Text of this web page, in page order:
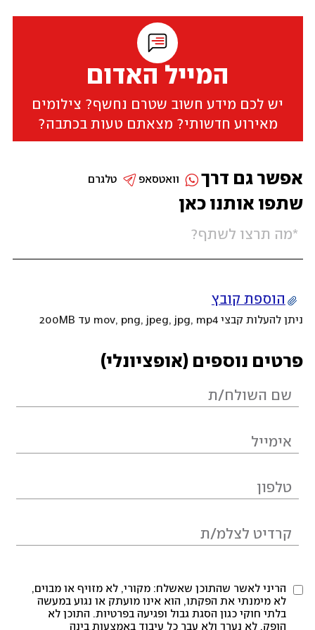
המייל האדום
יש לכם מידע חשוב שטרם נחשף? צילומים
מאירוע חדשותי? מצאתם טעות בכתבה?
שתפו אותנו כאן
הוספת קובץ
ניתן להעלות קבצי mov, png, jpeg, jpg, mp4 עד 200MB
פרטים נוספים (אופציונלי)
הריני לאשר שהתוכן שאשלח: מקורי, לא מזויף או מבוים,
לא מימנתי את הפקתו, הוא אינו מועתק או נגוע במעשה
בלתי חוקי כגון הסגת גבול ופגיעה בפרטיות. התוכן לא
הופק, לא נערך ולא עבר כל עיבוד באמצעות בינה
אפשר גם דרך טלגרם וואטסאפ